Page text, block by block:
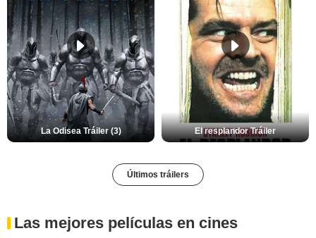
La Odisea Tráiler (3) El resplandor Tráiler
Últimos tráilers
Las mejores películas en cines